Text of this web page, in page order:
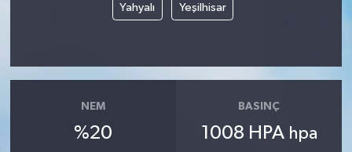
Yahyalı Yeşilhisar
NEM
%20
BASINÇ
1008 HPA hpa